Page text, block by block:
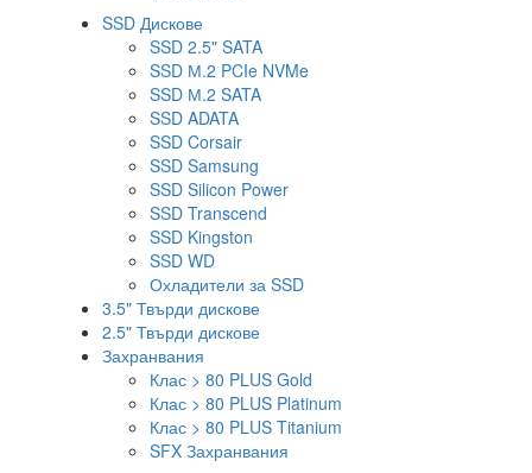
SSD Дискове
SSD 2.5" SATA
SSD М.2 PCIe NVMe
SSD М.2 SATA
SSD ADATA
SSD Corsair
SSD Samsung
SSD Silicon Power
SSD Transcend
SSD Kingston
SSD WD
Охладители за SSD
3.5" Твърди дискове
2.5" Твърди дискове
Захранвания
Клас > 80 PLUS Gold
Клас > 80 PLUS Platinum
Клас > 80 PLUS Titanium
SFX Захранвания